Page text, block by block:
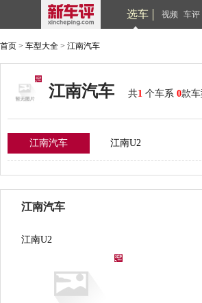
选车 视频 车评
首页 > 车型大全 > 江南汽车
江南汽车 共1 个车系 0款车
江南汽车 江南U2
江南汽车
江南U2